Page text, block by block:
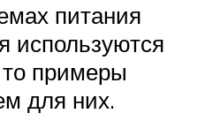
питания
используются
примеры
для них.